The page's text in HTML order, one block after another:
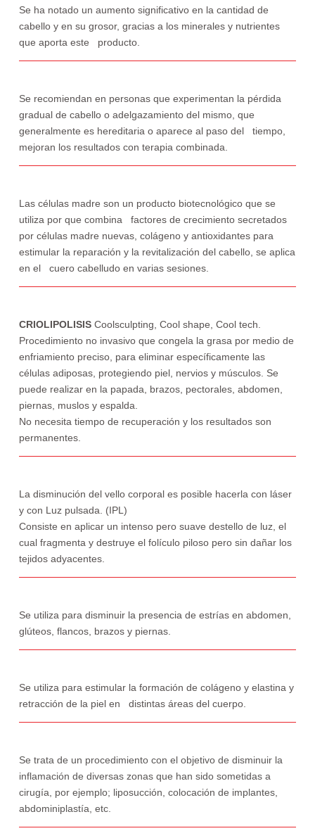
Se ha notado un aumento significativo en la cantidad de
cabello y en su grosor, gracias a los minerales y nutrientes
que aporta este producto.
Se recomiendan en personas que experimentan la pérdida
gradual de cabello o adelgazamiento del mismo, que
generalmente es hereditaria o aparece al paso del tiempo,
mejoran los resultados con terapia combinada.
Las células madre son un producto biotecnológico que se
utiliza por que combina factores de crecimiento secretados
por células madre nuevas, colágeno y antioxidantes para
estimular la reparación y la revitalización del cabello, se aplica
en el cuero cabelludo en varias sesiones.
CRIOLIPOLISISCoolsculpting, Cool shape, Cool tech.
Procedimiento no invasivo que congela la grasa por medio de
enfriamiento preciso, para eliminar específicamente las
células adiposas, protegiendo piel, nervios y músculos. Se
puede realizar en la papada, brazos, pectorales, abdomen,
piernas, muslos y espalda.
No necesita tiempo de recuperación y los resultados son
permanentes.
La disminución del vello corporal es posible hacerla con láser
y con Luz pulsada. (IPL)
Consiste en aplicar un intenso pero suave destello de luz, el
cual fragmenta y destruye el folículo piloso pero sin dañar los
tejidos adyacentes.
Se utiliza para disminuir la presencia de estrías en abdomen,
glúteos, flancos, brazos y piernas.
Se utiliza para estimular la formación de colágeno y elastina y
retracción de la piel en distintas áreas del cuerpo.
Se trata de un procedimiento con el objetivo de disminuir la
inflamación de diversas zonas que han sido sometidas a
cirugía, por ejemplo; liposucción, colocación de implantes,
abdominiplastía, etc.